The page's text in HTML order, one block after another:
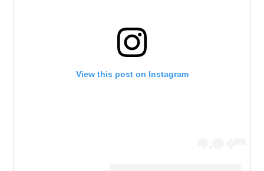
View this post on Instagram